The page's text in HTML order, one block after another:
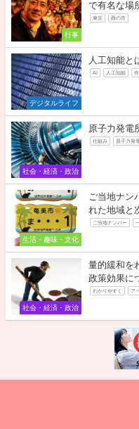
行事
で有名な場
東京 酉の市
デジタルライフ
人工知能と
AI 人工知能
社会・経済・政治
原子力発電
仕組み 原子力発
生活・趣味・文化
ご当地ナン
れた地域と
ご当地ナンバー
社会・経済・政治
量的緩和を
政策効果に
わかりやすく ア